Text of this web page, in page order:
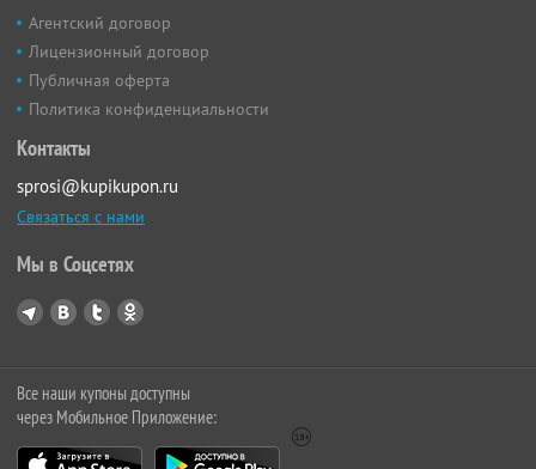
Агентский договор
Лицензионный договор
Публичная оферта
Политика конфиденциальности
Контакты
sprosi@kupikupon.ru
Связаться с нами
Мы в Соцсетях
Все наши купоны доступны
через Мобильное Приложение: